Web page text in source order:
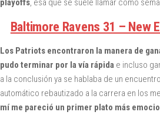
playoffs, esa que se suele llamar como
Baltimore Ravens 31 – New
Los Patriots encontraron la manera de
pudo terminar por la vía rápida e incluso
a la conclusión ya se hablaba de un
automático rebautizado a la carrera en los
mí me pareció un primer plato más